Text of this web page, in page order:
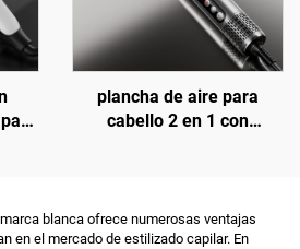
plancha de aire para
cabello 2 en 1 con
blanca ofrece numerosas ventajas
en el mercado de estilizado capilar. En